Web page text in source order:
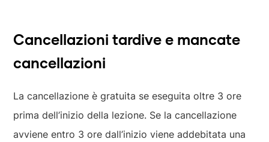
Cancellazioni tardive e mancate
cancellazioni
La cancellazione è gratuita se eseguita oltre 3 ore
prima dell’inizio della lezione. Se la cancellazione
avviene entro 3 ore dall’inizio viene addebitata una